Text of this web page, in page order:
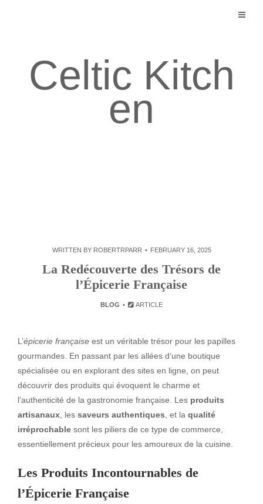
Celtic Kitch
en
WRITTEN BY ROBERTRPARR FEBRUARY 16, 2025
La Redécouverte des Trésors de
l’Épicerie Française
BLOG ARTICLE
L’épicerie française est un véritable trésor pour les papilles
gourmandes. En passant par les allées d’une boutique
spécialisée ou en explorant des sites en ligne, on peut
découvrir des produits qui évoquent le charme et
l’authenticité de la gastronomie française. Les produits
artisanaux , les saveurs authentiques , et la qualité
irréprochable sont les piliers de ce type de commerce,
essentiellement précieux pour les amoureux de la cuisine.
Les Produits Incontournables de
l’Épicerie Française